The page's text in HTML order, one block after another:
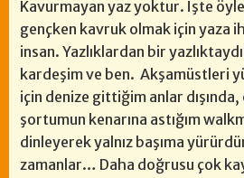
Kavurmayan yaz yoktur. İşte
gençken kavruk olmak için yaza
insan. Yazlıklardan bir
kardeşim ve ben. Akşamüstleri
için denize gittiğim anlar
şortumun kenarına astığım
dinleyerek yalnız başıma
zamanlar… Daha doğrusu çok